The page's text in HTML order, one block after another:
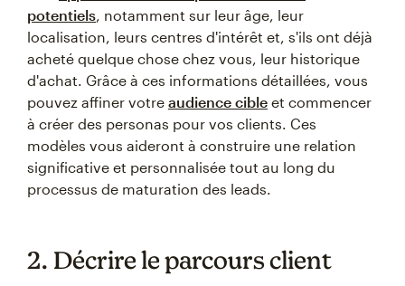
potentiels , notamment sur leur âge, leur
localisation, leurs centres d'intérêt et, s'ils ont déjà
acheté quelque chose chez vous, leur historique
d'achat. Grâce à ces informations détaillées, vous
pouvez affiner votre audience cible et commencer
à créer des personas pour vos clients. Ces
modèles vous aideront à construire une relation
significative et personnalisée tout au long du
processus de maturation des leads.
2. Décrire le parcours client